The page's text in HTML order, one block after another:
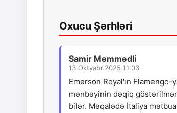
Oxucu Şərhləri
Samir Məmmədli
13.Oktyabr.2025 11:03
Emerson Royal'ın
mənbəyinin dəqiq
bilər. Məqalədə İtaliya